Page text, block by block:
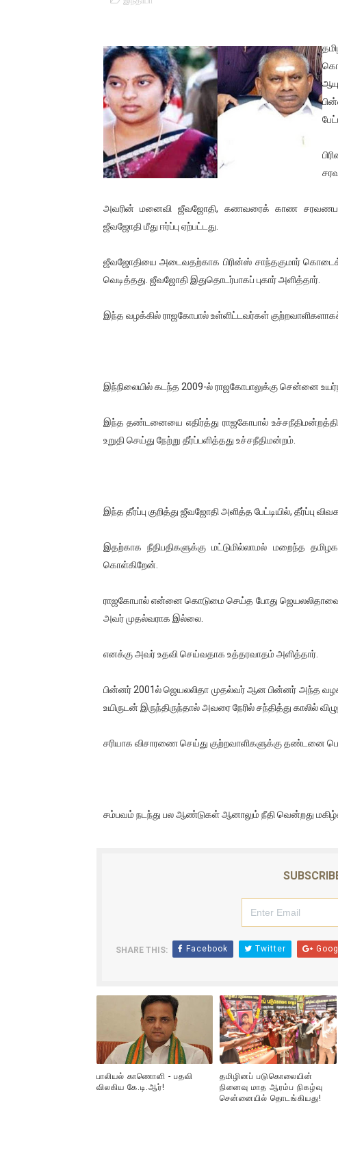
பாலச்சந்திரன் மற்றும் தன்னிடம்
பிரிட்டனால் கடத்தப்படும் நிலையில்
வர்ராரு...வர்ராரு... அண்ணாத்த :
கைது செய்யப்பட்ட இளைஞன்
தடுப்பூசியை பெற்றுக் கொள்ளக்
சிறுமியை பாலியல் வன்கொடுமை
பிரபல நடிகை தூக்கிட்டு தற்கொலை!
வடிவேலுவுக்கு நீதிமன்றம் விதித்துள்ள
ஐ.நா முன்றலில் சீரற்ற
ஜனாதிபதி ஐக்கிய நாடுகளின்
32 CM விநோத கன்றுக்குட்டி!
வலிமை தான் அஜித்
அவரின் மனைவி ஜீவஜோதி, கணவரைக் காண
ஜீவஜோதி மீது ஈர்ப்பு ஏற்பட்டது.
ஜீவஜோதியை அடைவதற்காக பிரின்ஸ் சாந்தகுமார்
வெடித்தது. ஜீவஜோதி இதுதொடர்பாகப் புகார் அளித்தார்.
இந்த வழக்கில் ராஜகோபால் உள்ளிட்டவர்கள்
இந்நிலையில் கடந்த 2009-ல் ராஜகோபாலுக்கு சென்னை
இந்த தண்டனையை எதிர்த்து ராஜகோபால்
உறுதி செய்து நேற்று தீர்ப்பளித்தது உச்சநீதிமன்றம்.
இந்த தீர்ப்பு குறித்து ஜீவஜோதி அளித்த பேட்டியில், தீர்ப்பு
இதற்காக நீதிபதிகளுக்கு மட்டுமில்லாமல் மறைந்த
கொள்கிறேன்.
ராஜகோபால் என்னை கொடுமை செய்த போது
அவர் முதல்வராக இல்லை.
எனக்கு அவர் உதவி செய்வதாக உத்தரவாதம் அளித்தார்.
பின்னர் 2001ல் ஜெயலலிதா முதல்வர் ஆன பின்னர் அந்த
உயிருடன் இருந்திருந்தால் அவரை நேரில் சந்தித்து காலில்
சரியாக விசாரணை செய்து குற்றவாளிகளுக்கு தண்டனை
சம்பவம் நடந்து பல ஆண்டுகள் ஆனாலும் நீதி வென்றது
SHARE THIS: Facebook Twitter
பாலியல் காணொளி - பதவி
விலகிய கே.டி.ஆர்!
தமிழினப் படுகொலையின்
நினைவு மாத ஆரம்ப நிகழ்வு
சென்னையில் தொடங்கியது!